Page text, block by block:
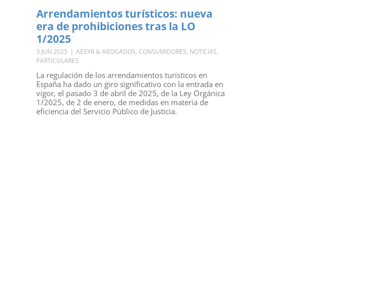
Arrendamientos turísticos: nueva
era de prohibiciones tras la LO
1/2025
3 JUN 2025 | AESYR & ABOGADOS, CONSUMIDORES, NOTICIAS,
PARTICULARES
La regulación de los arrendamientos turísticos en
España ha dado un giro significativo con la entrada en
vigor, el pasado 3 de abril de 2025, de la Ley Orgánica
1/2025, de 2 de enero, de medidas en materia de
eficiencia del Servicio Público de Justicia.